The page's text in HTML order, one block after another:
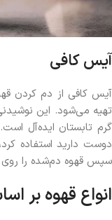
آیس کافی
آیس کافی از دم کردن
تهیه می‌شود. این
گرم تابستان ایده‌آل
دوست دارید استفاده
سپس قهوه دم‌شده را روی
انواع قهوه بر